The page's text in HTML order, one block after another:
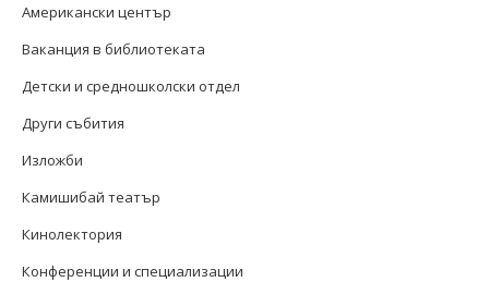
Американски център
Ваканция в библиотеката
Детски и средношколски отдел
Други събития
Изложби
Камишибай театър
Кинолектория
Конференции и специализации